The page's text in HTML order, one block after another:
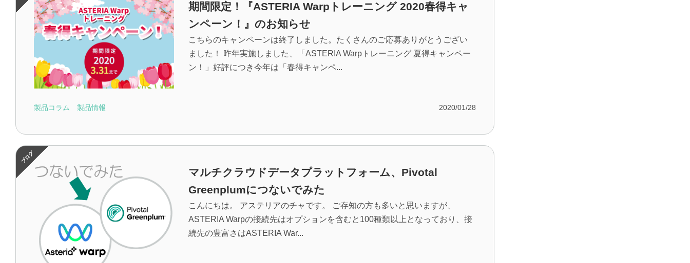
期間限定！『ASTERIA Warpトレーニング 2020春得キャ
ンペーン！』のお知らせ
こちらのキャンペーンは終了しました。たくさんのご応募ありがとうござい
ました！ 昨年実施しました、「ASTERIA Warpトレーニング 夏得キャンペー
ン！」好評につき今年は「春得キャンペ...
製品コラム 製品情報 2020/01/28
マルチクラウドデータプラットフォーム、Pivotal
Greenplumにつないでみた
こんにちは。 アステリアのチャです。 ご存知の方も多いと思いますが、
ASTERIA Warpの接続先はオプションを含むと100種類以上となっており、接
続先の豊富さはASTERIA War...